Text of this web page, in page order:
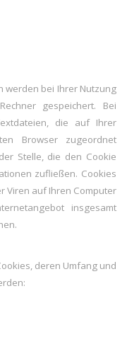
werden bei Ihrer Nutzung
gespeichert. Bei
die auf Ihrer
Browser zugeordnet
Stelle, die den Cookie
zufließen. Cookies
Viren auf Ihren Computer
insgesamt
deren Umfang und